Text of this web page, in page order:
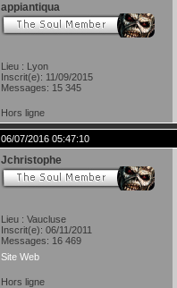
appiantiqua
Lieu : Lyon
Inscrit(e): 11/09/2015
Messages: 15 345
Hors ligne
06/07/2016 05:47:10
Jchristophe
Lieu : Vaucluse
Inscrit(e): 06/11/2011
Messages: 16 469
Site Web
Hors ligne